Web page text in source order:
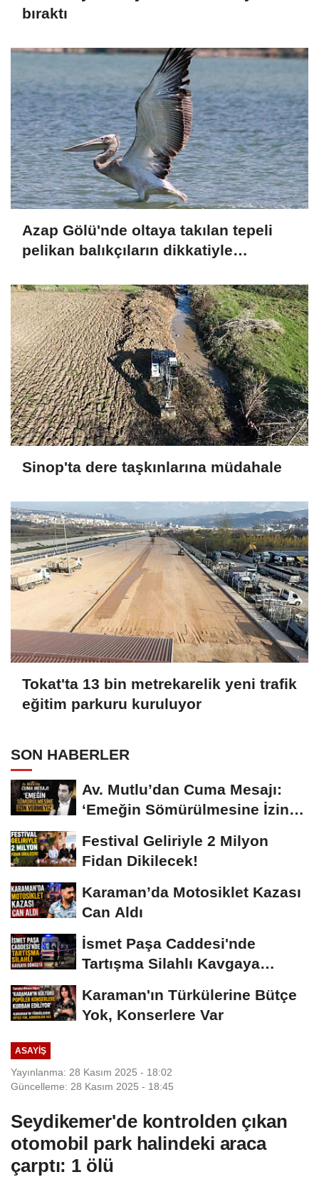
bıraktı
Azap Gölü'nde oltaya takılan tepeli
pelikan balıkçıların dikkatiyle
Sinop'ta dere taşkınlarına müdahale
Tokat'ta 13 bin metrekarelik yeni trafik
eğitim parkuru kuruluyor
SON HABERLER
Av. Mutlu’dan Cuma Mesajı:
‘Emeğin Sömürülmesine İzin
Festival Geliriyle 2 Milyon
Fidan Dikilecek!
Karaman’da Motosiklet Kazası
Can Aldı
İsmet Paşa Caddesi'nde
Tartışma Silahlı Kavgaya
Karaman'ın Türkülerine Bütçe
Yok, Konserlere Var
ASAYIŞ
Yayınlanma: 28 Kasım 2025 - 18:02
Güncelleme: 28 Kasım 2025 - 18:45
Seydikemer'de kontrolden çıkan
otomobil park halindeki araca
çarptı: 1 ölü